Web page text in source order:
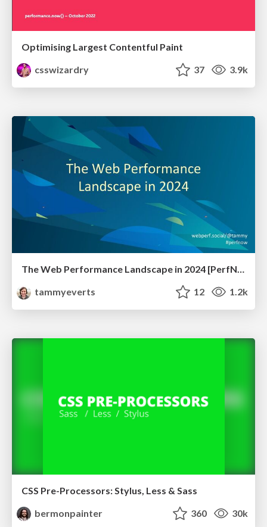
Optimising Largest Contentful Paint
csswizardry
37 3.9k
tammyeverts
12 1.2k
CSS Pre-Processors: Stylus, Less & Sass
bermonpainter
360 30k